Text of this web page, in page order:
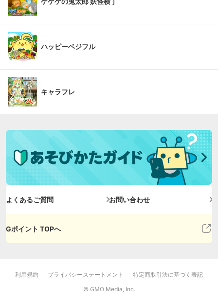
ハッピーベジフル
キャラフレ
よくあるご質問 お問い合わせ
Gポイント TOPへ
利用規約 プライバシーステートメント
特定商取引法に基づく表記
© GMO Media, Inc.